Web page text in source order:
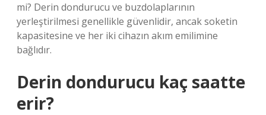
mi? Derin dondurucu ve buzdolaplarının
yerleştirilmesi genellikle güvenlidir, ancak soketin
kapasitesine ve her iki cihazın akım emilimine
bağlıdır.
Derin dondurucu kaç saatte
erir?